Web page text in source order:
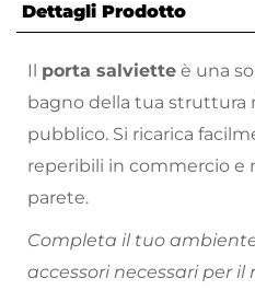
Dettagli Prodotto
Il porta salviette è una
bagno della tua struttura
pubblico. Si ricarica
reperibili in commercio e
parete.
Completa il tuo
accessori necessari per il